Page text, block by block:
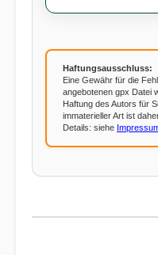
Haftungsausschluss:
Eine Gewähr für die
angebotenen gpx Datei
Haftung des Autors für
immaterieller Art ist
Details: siehe